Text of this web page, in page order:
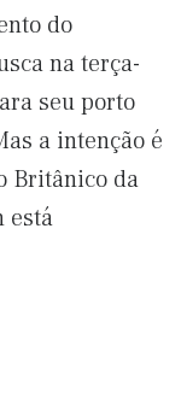
do
na terça-
seu porto
a intenção é
Britânico da
está